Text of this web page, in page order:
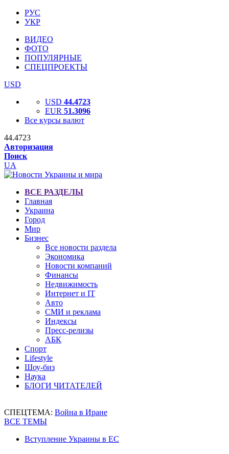
РУС
УКР
ВИДЕО
ФОТО
ПОПУЛЯРНЫЕ
СПЕЦПРОЕКТЫ
USD
USD 44.4723
EUR 51.3096
Все курсы валют
44.4723
Авторизация
Поиск
UA
ВСЕ РАЗДЕЛЫ
Главная
Украина
Город
Мир
Бизнес
Все новости раздела
Экономика
Новости компаний
Финансы
Недвижимость
Интернет и IT
Авто
СМИ и реклама
Индексы
Пресс-релизы
АБК
Спорт
Lifestyle
Шоу-биз
Наука
БЛОГИ ЧИТАТЕЛЕЙ
СПЕЦТЕМА: Война в Иране
ВСЕ ТЕМЫ
Вступление Украины в ЕС